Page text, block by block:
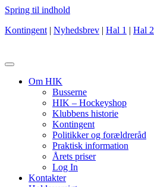
Spring til indhold
Kontingent | Nyhedsbrev | Hal 1 | Hal 2
Om HIK
Busserne
HIK – Hockeyshop
Klubbens historie
Kontingent
Politikker og forældreråd
Praktisk information
Årets priser
Log In
Kontakter